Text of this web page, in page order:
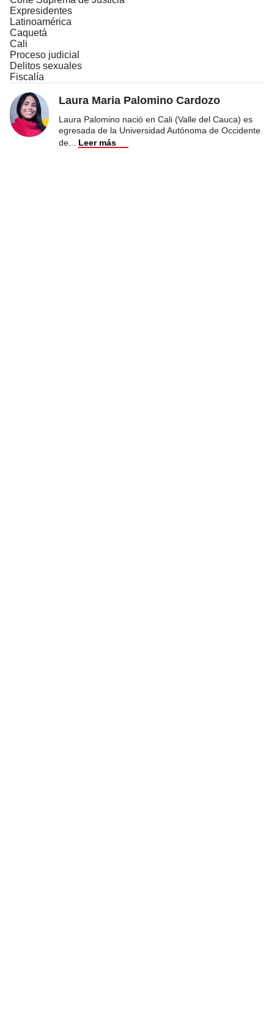
Expresidentes
Latinoamérica
Caquetá
Cali
Proceso judicial
Delitos sexuales
Fiscalía
Laura Maria Palomino Cardozo
Laura Palomino nació en Cali (Valle del Cauca) es
egresada de la Universidad Autónoma de Occidente
de
Leer más